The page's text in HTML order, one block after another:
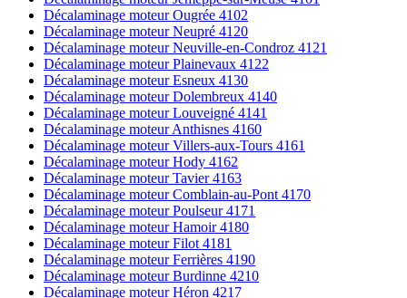
Décalaminage moteur Ougrée 4102
Décalaminage moteur Neupré 4120
Décalaminage moteur Neuville-en-Condroz 4121
Décalaminage moteur Plainevaux 4122
Décalaminage moteur Esneux 4130
Décalaminage moteur Dolembreux 4140
Décalaminage moteur Louveigné 4141
Décalaminage moteur Anthisnes 4160
Décalaminage moteur Villers-aux-Tours 4161
Décalaminage moteur Hody 4162
Décalaminage moteur Tavier 4163
Décalaminage moteur Comblain-au-Pont 4170
Décalaminage moteur Poulseur 4171
Décalaminage moteur Hamoir 4180
Décalaminage moteur Filot 4181
Décalaminage moteur Ferrières 4190
Décalaminage moteur Burdinne 4210
Décalaminage moteur Héron 4217